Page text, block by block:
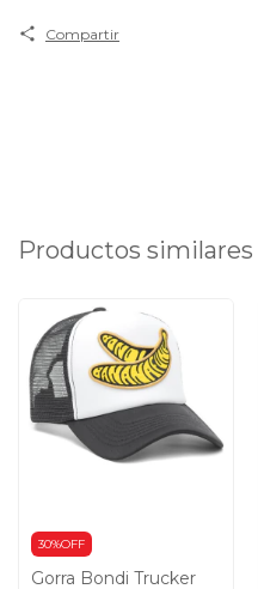
Compartir
Productos similares
30%OFF
Gorra Bondi Trucker